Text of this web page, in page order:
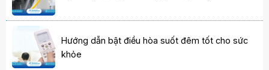
Hướng dẫn bật điều hòa suốt đêm tốt cho sức
khỏe